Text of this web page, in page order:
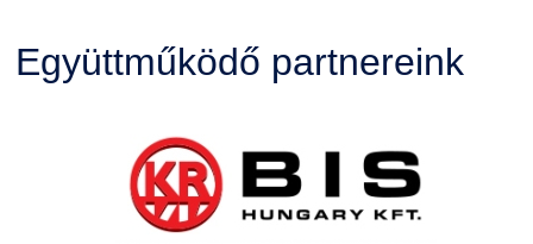
Együttműködő partnereink